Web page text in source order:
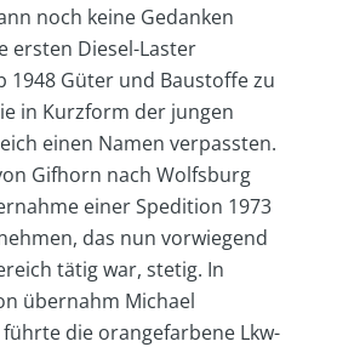
noch keine Gedanken
ersten Diesel-Laster
1948 Güter und Baustoffe zu
in Kurzform der jungen
einen Namen verpassten.
Gifhorn nach Wolfsburg
einer Spedition 1973
das nun vorwiegend
tätig war, stetig. In
übernahm Michael
die orangefarbene Lkw-